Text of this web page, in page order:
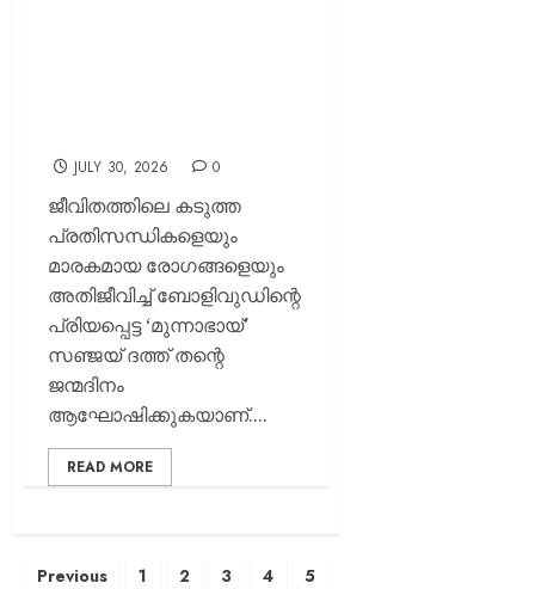
JULY 30, 2026 0
ജീവിതത്തിലെ കടുത്ത
പ്രതിസന്ധികളെയും
മാരകമായ രോഗങ്ങളെയും
അതിജീവിച്ച് ബോളിവുഡിന്റെ
പ്രിയപ്പെട്ട ‘മുന്നാഭായ്’
സഞ്ജയ് ദത്ത് തന്റെ
ജന്മദിനം
ആഘോഷിക്കുകയാണ്....
READ MORE
Previous 1 2 3 4 5